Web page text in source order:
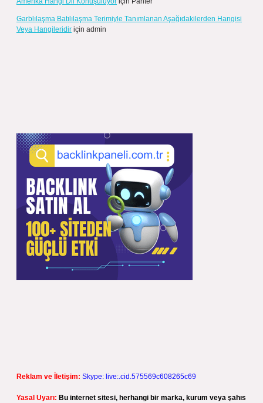
Garblılaşma Batılılaşma Terimiyle Tanımlanan Aşağıdakilerden Hangisi
Veya Hangileridir için admin
Reklam ve İletişim: Skype: live:.cid.575569c608265c69
Yasal Uyarı: Bu internet sitesi, herhangi bir marka, kurum veya şahıs